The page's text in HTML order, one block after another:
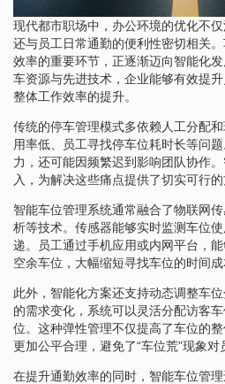
现代都市职场中，办公环境的优化不
还与员工日常通勤的便利性密切相关
效率的重要环节，正逐渐迈向智能化
车资源与先进技术，企业能够有效提
整体工作效率的提升。
传统的停车管理模式多依赖人工分配
用率低、员工寻找停车位耗时长等问
力，还可能因频繁迟到影响团队协作
入，为解决这些痛点提供了切实可行的
智能车位管理系统通常融合了物联网
析等技术。传感器能够实时监测车位
递。员工通过手机应用或内网平台，
空余车位，大幅缩短寻找车位的时间成
此外，智能化方案还支持动态调整车
的需求变化，系统可以灵活分配访客
位。这种弹性管理不仅提高了车位的
更加公平合理，避免了“车位荒”现象对
在提升通勤效率的同时，智能车位管